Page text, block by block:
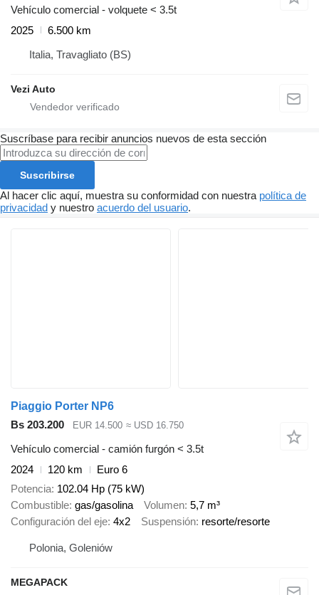
Vehículo comercial - volquete < 3.5t
2025
6.500 km
Italia, Travagliato (BS)
Vezi Auto
Suscríbase para recibir anuncios nuevos de esta sección
Suscribirse
Al hacer clic aquí, muestra su conformidad con nuestra política de
privacidad y nuestro acuerdo del usuario.
Piaggio Porter NP6
Bs 203.200
EUR 14.500 ≈ USD 16.750
Vehículo comercial - camión furgón < 3.5t
2024
120 km
Euro 6
Potencia 102.04 Hp (75 kW)
Combustible gas/gasolina Volumen 5,7 m³
Configuración del eje 4x2 Suspensión resorte/resorte
Polonia, Goleniów
MEGAPACK